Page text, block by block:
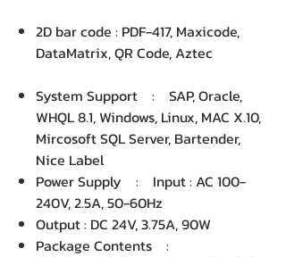
2D bar code : PDF-417, Maxicode,
DataMatrix, QR Code, Aztec
System Support : SAP, Oracle,
WHQL 8.1, Windows, Linux, MAC X.10,
Mircosoft SQL Server, Bartender,
Nice Label
Power Supply : Input : AC 100-
240V, 2.5A, 50-60Hz
Output : DC 24V, 3.75A, 90W
Package Contents :